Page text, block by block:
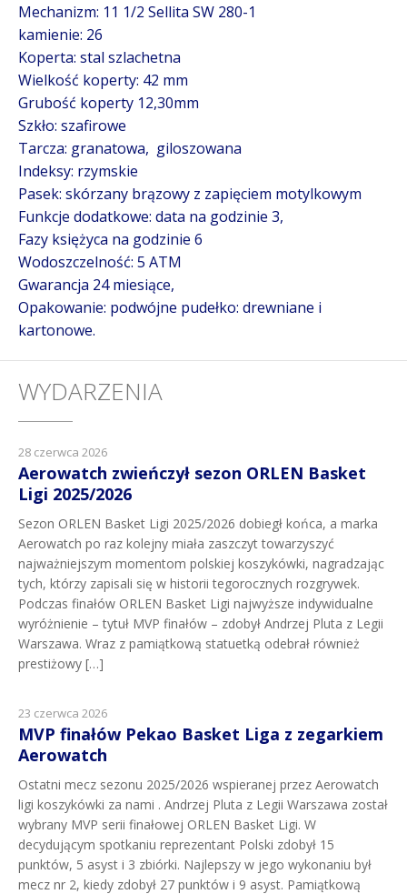
Mechanizm: 11 1/2 Sellita SW 280-1
kamienie: 26
Koperta: stal szlachetna
Wielkość koperty: 42 mm
Grubość koperty 12,30mm
Szkło: szafirowe
Tarcza: granatowa, giloszowana
Indeksy: rzymskie
Pasek: skórzany brązowy z zapięciem motylkowym
Funkcje dodatkowe: data na godzinie 3,
Fazy księżyca na godzinie 6
Wodoszczelność: 5 ATM
Gwarancja 24 miesiące,
Opakowanie: podwójne pudełko: drewniane i
kartonowe.
WYDARZENIA
28 czerwca 2026
Aerowatch zwieńczył sezon ORLEN Basket
Ligi 2025/2026
Sezon ORLEN Basket Ligi 2025/2026 dobiegł końca, a marka
Aerowatch po raz kolejny miała zaszczyt towarzyszyć
najważniejszym momentom polskiej koszykówki, nagradzając
tych, którzy zapisali się w historii tegorocznych rozgrywek.
Podczas finałów ORLEN Basket Ligi najwyższe indywidualne
wyróżnienie – tytuł MVP finałów – zdobył Andrzej Pluta z Legii
Warszawa. Wraz z pamiątkową statuetką odebrał również
prestiżowy […]
23 czerwca 2026
MVP finałów Pekao Basket Liga z zegarkiem
Aerowatch
Ostatni mecz sezonu 2025/2026 wspieranej przez Aerowatch
ligi koszykówki za nami . Andrzej Pluta z Legii Warszawa został
wybrany MVP serii finałowej ORLEN Basket Ligi. W
decydującym spotkaniu reprezentant Polski zdobył 15
punktów, 5 asyst i 3 zbiórki. Najlepszy w jego wykonaniu był
mecz nr 2, kiedy zdobył 27 punktów i 9 asyst. Pamiątkową